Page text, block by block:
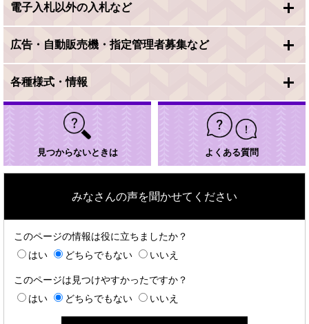
電子入札以外の入札など
広告・自動販売機・指定管理者募集など
各種様式・情報
見つからないときは よくある質問
みなさんの声を聞かせてください
このページの情報は役に立ちましたか？
はい
どちらでもない いいえ
このページは見つけやすかったですか？
はい
どちらでもない いいえ